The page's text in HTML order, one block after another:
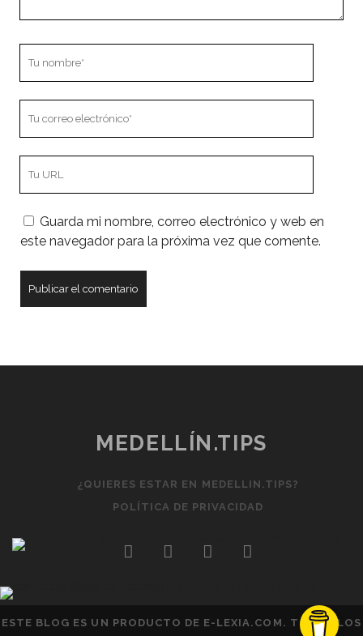
sitio
web
Guarda mi nombre, correo electrónico y web en
este navegador para la próxima vez que comente.
MEDELLÍN.TIPS
¿QUIERES ESTAR EN MEDELLIN.TIPS?
POLÍTICA DE PRIVACIDAD
twitter facebookinstagram
ESTE BLOG ES UN PRODUCTO DE E-LEXIA.COM . TODOS LOS